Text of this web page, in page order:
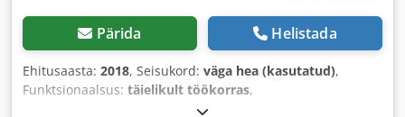
Pärida Helistada
Ehitusaasta: 2018, Seisukord: väga hea (kasutatud),
Funktsionaalsus: täielikult töökorras,